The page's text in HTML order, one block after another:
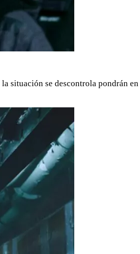
situación se descontrola pondrán en